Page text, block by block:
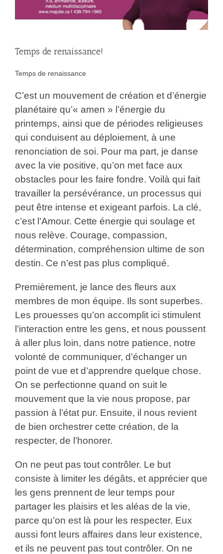
Temps de renaissance!
Temps de renaissance
C’est un mouvement de création et d’énergie
planétaire qu’« amen » l’énergie du
printemps, ainsi que de périodes religieuses
qui conduisent au déploiement, à une
renonciation de soi. Pour ma part, je danse
avec la vie positive, qu’on met face aux
obstacles pour les faire fondre. Voilà qui fait
travailler la persévérance, un processus qui
peut être intense et exigeant parfois. La clé,
c’est l’Amour. Cette énergie qui soulage et
nous relève. Courage, compassion,
détermination, compréhension ultime de son
destin. Ce n’est pas plus compliqué.
Premièrement, je lance des fleurs aux
membres de mon équipe. Ils sont superbes.
Les prouesses qu’on accomplit ici stimulent
l’interaction entre les gens, et nous poussent
à aller plus loin, dans notre patience, notre
volonté de communiquer, d’échanger un
point de vue et d’apprendre quelque chose.
On se perfectionne quand on suit le
mouvement que la vie nous propose, par
passion à l’état pur. Ensuite, il nous revient
de bien orchestrer cette création, de la
respecter, de l’honorer.
On ne peut pas tout contrôler. Le but
consiste à limiter les dégâts, et apprécier que
les gens prennent de leur temps pour
partager les plaisirs et les aléas de la vie,
parce qu’on est là pour les respecter. Eux
aussi font leurs affaires dans leur existence,
et ils ne peuvent pas tout contrôler. On ne